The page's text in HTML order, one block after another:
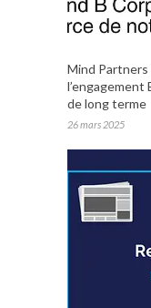
Mind Partners
de long terme
26 mars 2025